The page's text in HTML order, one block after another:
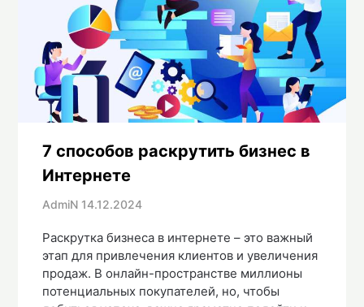
7 способов раскрутить бизнес в
Интернете
AdmiN 14.12.2024
Раскрутка бизнеса в интернете – это важный
этап для привлечения клиентов и увеличения
продаж. В онлайн-пространстве миллионы
потенциальных покупателей, но, чтобы